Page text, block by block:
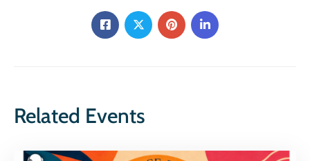
Related Events